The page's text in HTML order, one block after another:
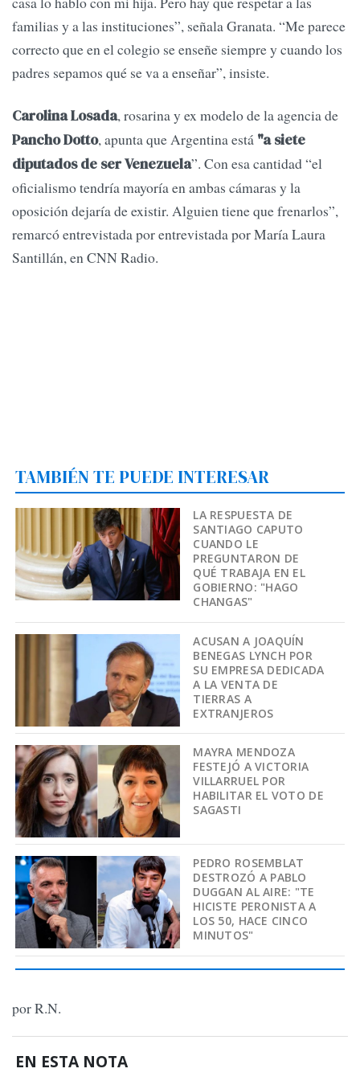
familias y a las instituciones”, señala Granata. “Me parece
correcto que en el colegio se enseñe siempre y cuando los
padres sepamos qué se va a enseñar”, insiste.
Carolina Losada, rosarina y ex modelo de la agencia de
Pancho Dotto, apunta que Argentina está "a siete
diputados de ser Venezuela”. Con esa cantidad “el
oficialismo tendría mayoría en ambas cámaras y la
oposición dejaría de existir. Alguien tiene que frenarlos”,
remarcó entrevistada por entrevistada por María Laura
Santillán, en CNN Radio.
TAMBIÉN TE PUEDE INTERESAR
LA RESPUESTA DE
SANTIAGO CAPUTO
CUANDO LE
PREGUNTARON DE
QUÉ TRABAJA EN EL
GOBIERNO: "HAGO
CHANGAS"
ACUSAN A JOAQUÍN
BENEGAS LYNCH POR
SU EMPRESA DEDICADA
A LA VENTA DE
TIERRAS A
EXTRANJEROS
MAYRA MENDOZA
FESTEJÓ A VICTORIA
VILLARRUEL POR
HABILITAR EL VOTO DE
SAGASTI
PEDRO ROSEMBLAT
DESTROZÓ A PABLO
DUGGAN AL AIRE: "TE
HICISTE PERONISTA A
LOS 50, HACE CINCO
MINUTOS"
por R.N.
EN ESTA NOTA